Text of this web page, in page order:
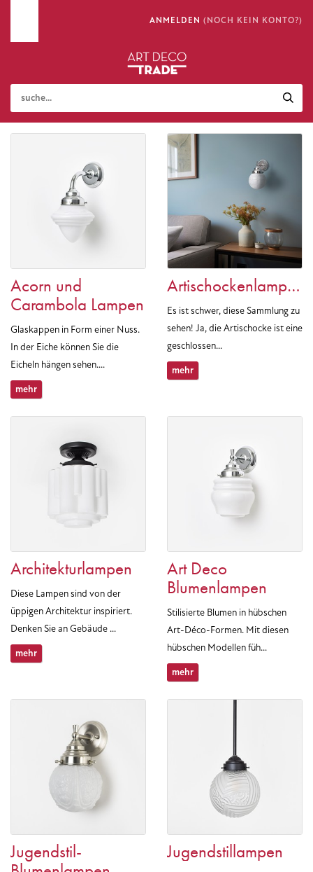
ANMELDEN (NOCH KEIN KONTO?)
Acorn und
Carambola Lampen
Glaskappen in Form einer Nuss.
In der Eiche können Sie die
Eicheln hängen sehen....
mehr
Artischockenlampen
Es ist schwer, diese Sammlung zu
sehen! Ja, die Artischocke ist eine
geschlossen...
mehr
Architekturlampen
Diese Lampen sind von der
üppigen Architektur inspiriert.
Denken Sie an Gebäude ...
mehr
Art Deco
Blumenlampen
Stilisierte Blumen in hübschen
Art-Déco-Formen. Mit diesen
hübschen Modellen füh...
mehr
Jugendstil-
Jugendstillampen